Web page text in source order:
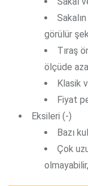
görülür
Tıraş
ölçüde
Klasik
Fiyat
Eksileri (-)
Bazı
Çok